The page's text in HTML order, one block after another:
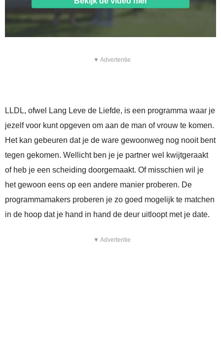
▼ Advertentie
LLDL, ofwel Lang Leve de Liefde, is een programma waar je
jezelf voor kunt opgeven om aan de man of vrouw te komen.
Het kan gebeuren dat je de ware gewoonweg nog nooit bent
tegen gekomen. Wellicht ben je je partner wel kwijtgeraakt
of heb je een scheiding doorgemaakt. Of misschien wil je
het gewoon eens op een andere manier proberen. De
programmamakers proberen je zo goed mogelijk te matchen
in de hoop dat je hand in hand de deur uitloopt met je date.
▼ Advertentie